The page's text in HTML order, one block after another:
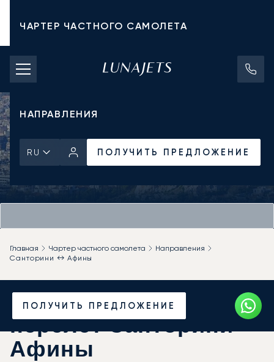
ЧАРТЕР ЧАСТНОГО САМОЛЕТА
СТОИМОСТЬ ЧАРТЕРА
ЧАСТНЫЕ САМОЛЕТЫ
НАПРАВЛЕНИЯ
RU ПОЛУЧИТЬ ПРЕДЛОЖЕНИЕ
ПОЛУЧИТЬ ПРЕДЛОЖЕНИЕ
Главная Чартер частного самолета
Направления
Санторини ↔ Афины
Закажите частный
перелёт Санторини —
Афины